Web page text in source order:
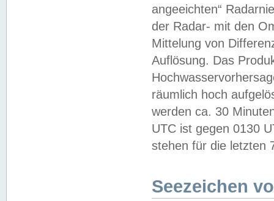
angeeichten“
der Radar- mit den
Mittelung von
Auflösung. Das
räumlich hoch
werden ca. 30
UTC ist gegen 0130
stehen für die letzten
Seezeichen